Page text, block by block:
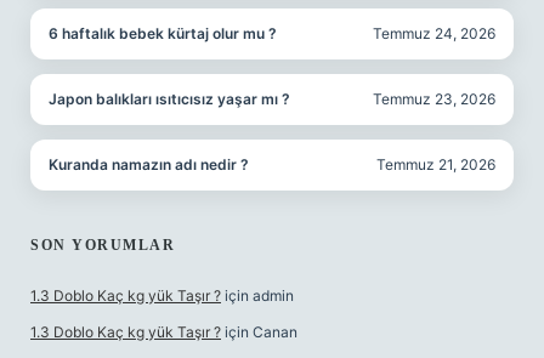
6 haftalık bebek kürtaj olur mu ? Temmuz 24, 2026
Japon balıkları ısıtıcısız yaşar mı ? Temmuz 23, 2026
Kuranda namazın adı nedir ? Temmuz 21, 2026
SON YORUMLAR
1.3 Doblo Kaç kg yük Taşır ? için admin
1.3 Doblo Kaç kg yük Taşır ? için Canan